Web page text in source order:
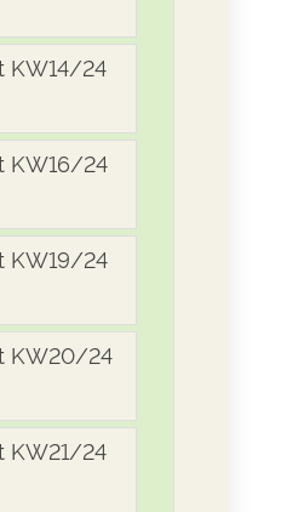
KW14/24
KW16/24
KW19/24
KW20/24
KW21/24